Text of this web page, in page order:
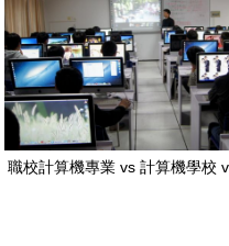
職校計算機專業 vs 計算機學校